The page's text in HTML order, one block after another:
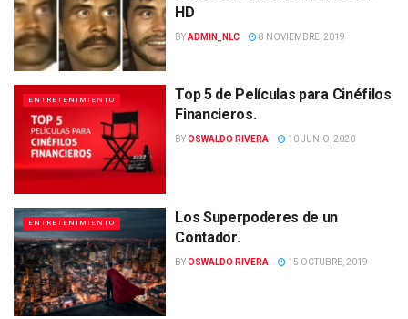
HD
BYADMIN_NLC 8 NOVIEMBRE, 2019
ENTRETENIMIENTO
Top 5 de Películas para Cinéfilos
Financieros.
BYOSWALDO RIVERA 10 JUNIO, 2020
ENTRETENIMIENTO
Los Superpoderes de un
Contador.
BYOSWALDO RIVERA 15 OCTUBRE, 2019